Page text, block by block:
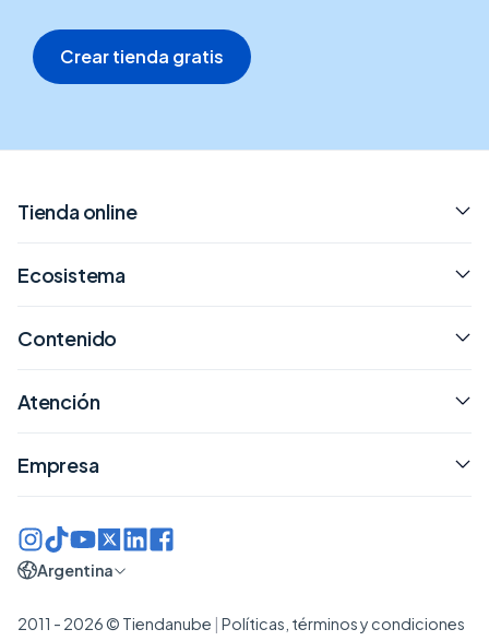
Crear tienda gratis
Tienda online
Ecosistema
Contenido
Atención
Empresa
2011 - 2026 © Tiendanube | Políticas, términos y condiciones
Argentina